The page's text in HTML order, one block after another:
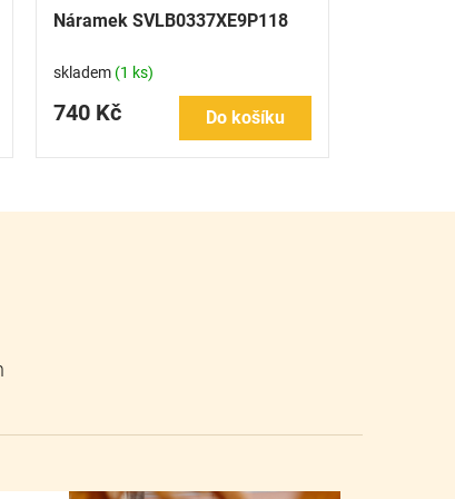
Náramek SVLB0337XE9P118
skladem (1 ks)
740 Kč Do košíku